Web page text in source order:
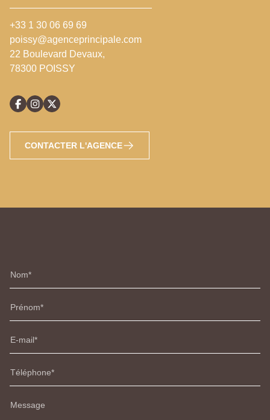
+33 1 30 06 69 69
poissy@agenceprincipale.com
22 Boulevard Devaux,
78300 POISSY
CONTACTER L'AGENCE
Nom
Prénom
E-mail
Téléphone
Message